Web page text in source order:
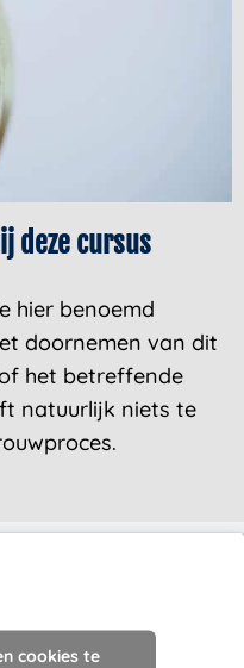
deze cursus
hier benoemd
doornemen van dit
het betreffende
natuurlijk niets te
cookies te